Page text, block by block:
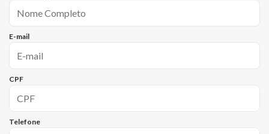
E-mail
CPF
Telefone